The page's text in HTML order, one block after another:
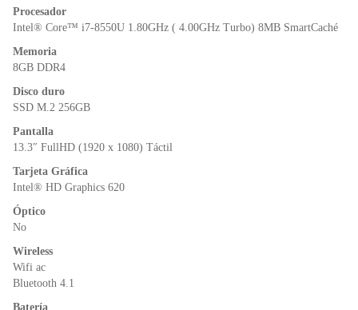
o p dl
Procesador
Intel® Core™ i7-8550U 1.80GHz ( 4.00GHz Turbo) 8MB SmartCaché
Memoria
8GB DDR4
Disco duro
SSD M.2 256GB
Pantalla
13.3″ FullHD (1920 x 1080) Táctil
Tarjeta Gráfica
Intel® HD Graphics 620
Óptico
No
Wireless
Wifi ac
Bluetooth 4.1
Batería